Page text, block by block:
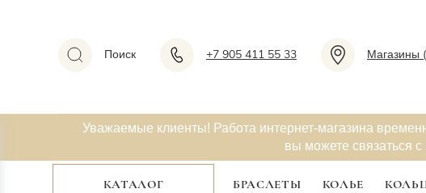
Поиск +7 905 411 55 33 Магазины (
Уважаемые клиенты! Работа интернет-магазина
вы можете связаться
КАТАЛОГ БРАСЛЕТЫ КОЛЬЕ